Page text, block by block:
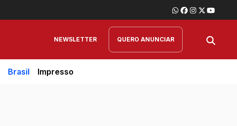
NEWSLETTER QUERO ANUNCIAR
Brasil Impresso